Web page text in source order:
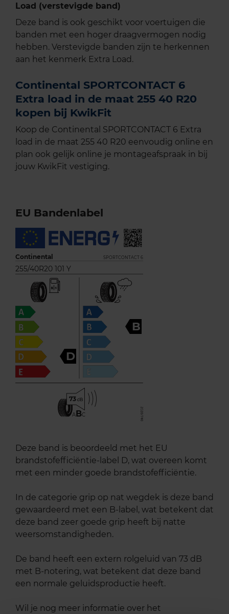
Load (verstevigde band)
Deze band is ook geschikt voor voertuigen die
banden met een hoger draagvermogen nodig
hebben. Verstevigde banden zijn te herkennen
aan het kenmerk Extra Load.
Continental SPORTCONTACT 6
Extra load in de maat 255 40 R20
kopen bij KwikFit
Koop de Continental SPORTCONTACT 6 Extra
load in de maat 255 40 R20 eenvoudig online en
plan ook gelijk online je montageafspraak in bij
jouw KwikFit vestiging.
EU Bandenlabel
Continental SPORTCONTACT 6
255/40R20 101 Y
D
B
73
A BC
Deze band is beoordeeld met het EU
brandstofefficiëntie-label D, wat overeen komt
met een minder goede brandstofefficiëntie.
In de categorie grip op nat wegdek is deze band
gewaardeerd met een B-label, wat betekent dat
deze band zeer goede grip heeft bij natte
weersomstandigheden.
De band heeft een extern rolgeluid van 73 dB
met B-notering, wat betekent dat deze band
een normale geluidsproductie heeft.
Wil je nog meer informatie over het